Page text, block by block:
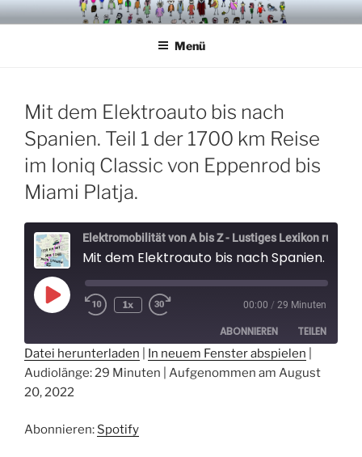
Zum
InhaltVÖGELCARTOONS
Menü
Mit dem Elektroauto bis nach
Spanien. Teil 1 der 1700 km Reise
im Ioniq Classic von Eppenrod bis
Miami Platja.
Play
Episode
1x 00:00 / 29 Minuten
ABONNIEREN TEILEN
Spotify
TEILEN
Datei herunterladen In neuem Fenster abspielen
Audiolänge: 29 Minuten
Aufgenommen am August
20, 2022
Abonnieren: Spotify